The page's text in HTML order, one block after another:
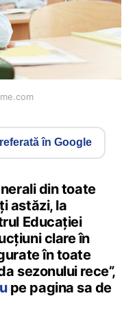
în Google
din toate
astăzi, la
Educației
clare în
în toate
sezonului rece”,
pe pagina sa de